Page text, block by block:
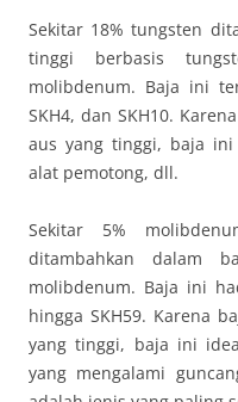
Sekitar 18% tungsten
tinggi berbasis
molibdenum. Baja ini
SKH4, dan SKH10.
aus yang tinggi, baja
alat pemotong, dll.
Sekitar 5%
ditambahkan dalam
molibdenum. Baja ini
hingga SKH59. Karena
yang tinggi, baja ini
yang mengalami